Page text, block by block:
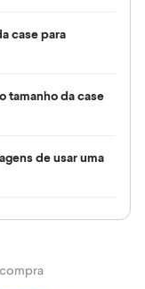
case para
tamanho da case
de usar uma